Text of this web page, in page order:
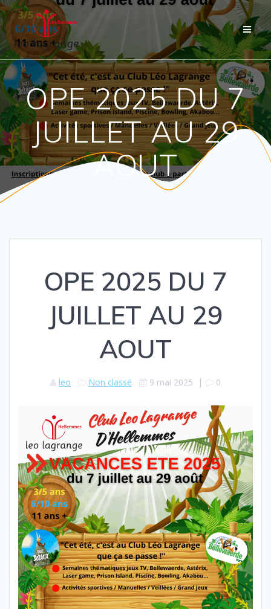
Passer
OPE 2025 DU 7
JUILLET AU 29
AOUT
OPE 2025 DU 7
JUILLET AU 29
AOUT
leo Non classé 9 mai 2025 | 0